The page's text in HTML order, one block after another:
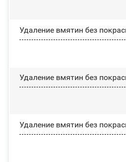
Удаление вмятин без
Удаление вмятин без
Удаление вмятин без